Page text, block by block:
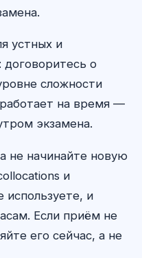
устных и
о
сложности
на время —
экзамена.
не начинайте новую
и
используете, и
Если приём не
его сейчас, а не